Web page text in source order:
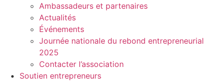
Ambassadeurs et partenaires
Actualités
Événements
Journée nationale du rebond entrepreneurial
2025
Contacter l’association
Soutien entrepreneurs